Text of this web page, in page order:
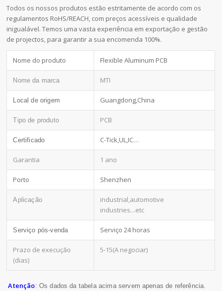
Todos os nossos produtos estão estritamente de acordo com os
regulamentos RoHS/REACH, com preços acessíveis e qualidade
inigualável. Temos uma vasta experiência em exportação e gestão
de projectos, para garantir a sua encomenda 100%.
Nome do produto Flexible Aluminum PCB
Nome da marca MTI
Local de origem Guangdong,China
Tipo de produto PCB
Certificado C-Tick,UL,IC…
Garantia 1 ano
Porto Shenzhen
Aplicação
industrial,automotive
industries...etc
Serviço pós-venda Serviço 24 horas
Prazo de execução
(dias)
5-15(A negociar)
Atenção: Os dados da tabela acima servem apenas de referência.